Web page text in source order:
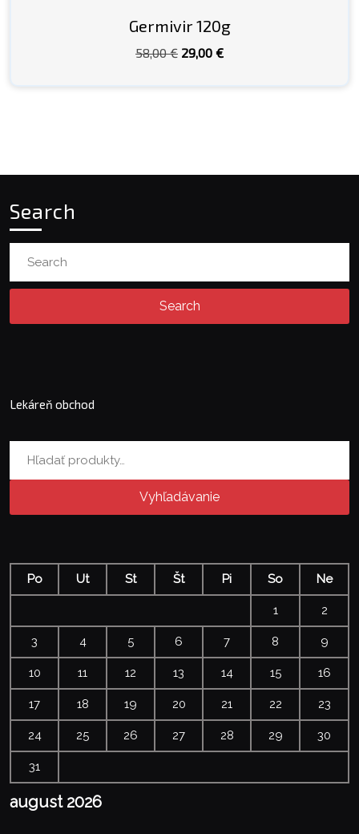
Germivir 120g
58,00€ Pôvodná
bola:
29,00 €Aktuálna
je:
Search
Lekáreň obchod
Vyhľadávanie
august 2026
Po Ut St Št Pi So Ne
1 2
3 4 5 6 7 8 9
10 11 12 13 14 15 16
17 18 19 20 21 22 23
24 25 26 27 28 29 30
31